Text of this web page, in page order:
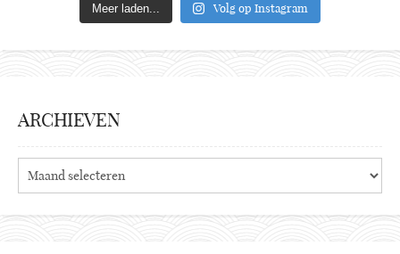
Meer laden... Volg op Instagram
ARCHIEVEN
Archieven